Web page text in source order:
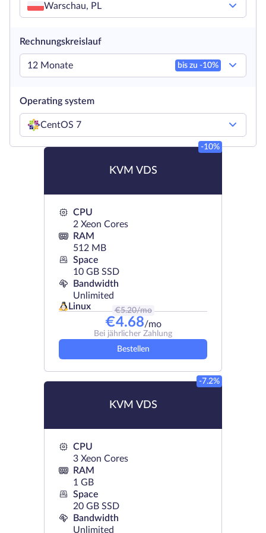
Warschau, PL
Rechnungskreislauf
12 Monate bis zu -10%
Operating system
CentOS 7
KVM VDS
-10%
CPU
2 Xeon Cores
RAM
512 MB
Space
10 GB SSD
Bandwidth
Unlimited
Linux
€5.20/mo
€4.68/mo
Bei jährlicher Zahlung
Bestellen
KVM VDS
-7.2%
CPU
3 Xeon Cores
RAM
1 GB
Space
20 GB SSD
Bandwidth
Unlimited